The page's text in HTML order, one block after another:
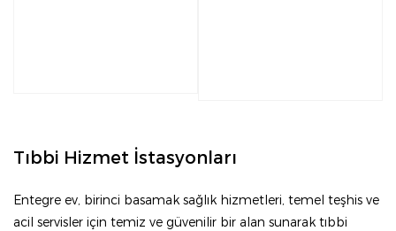
Tıbbi Hizmet İstasyonları
Entegre ev, birinci basamak sağlık hizmetleri, temel teşhis ve
acil servisler için temiz ve güvenilir bir alan sunarak tıbbi